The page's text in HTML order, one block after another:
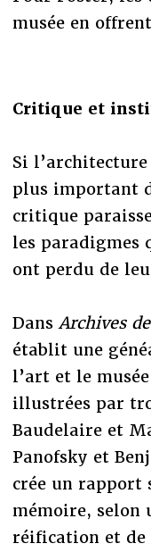
musée en
Critique et
Si
plus important
critique
les paradigmes
ont perdu de
DansArchives
établit une
l’art et le
illustrées par
Baudelaire et
Panofsky et
crée un rapport
mémoire, selon
réification et de